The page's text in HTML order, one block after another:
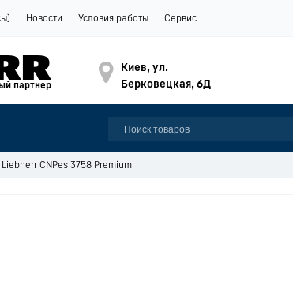
Новости Условия работы Сервис
партнер
Киев, ул.
Берковецкая, 6Д
Liebherr CNPes 3758 Premium